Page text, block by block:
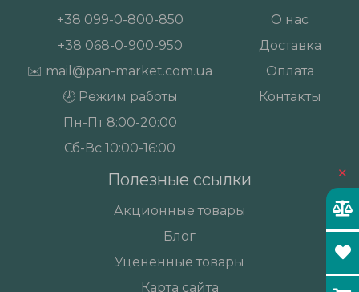
×
+38 099-0-800-850
+38 068-0-900-950
✉️ mail@pan-market.com.ua
🕗 Режим работы
Пн-Пт 8:00-20:00
Сб-Вс 10:00-16:00
О нас
Доставка
Оплата
Контакты
Полезные ссылки
Акционные товары
Блог
Уцененные товары
Карта сайта